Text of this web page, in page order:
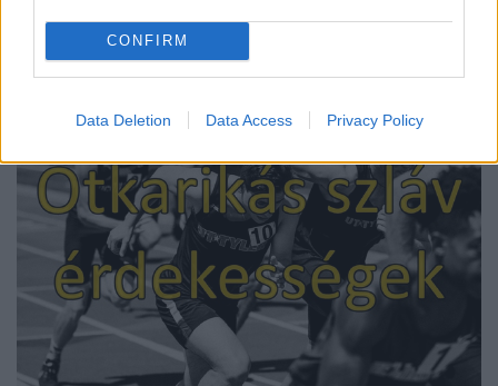
CONFIRM
Data Deletion Data Access Privacy Policy